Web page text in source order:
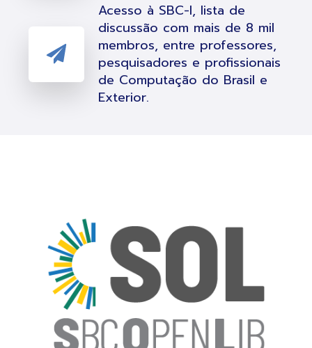
Acesso à SBC-l, lista de
discussão com mais de 8 mil
membros, entre professores,
pesquisadores e profissionais
de Computação do Brasil e
Exterior.